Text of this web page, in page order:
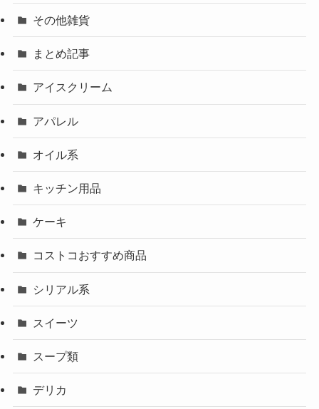
その他雑貨
まとめ記事
アイスクリーム
アパレル
オイル系
キッチン用品
ケーキ
コストコおすすめ商品
シリアル系
スイーツ
スープ類
デリカ